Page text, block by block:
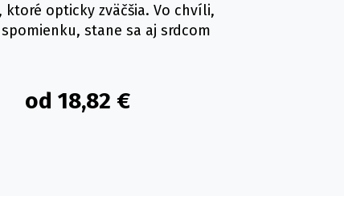
opticky zväčšia. Vo chvíli,
stane sa aj srdcom
od 18,82 €